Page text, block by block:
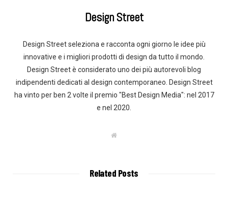
Design Street
Design Street seleziona e racconta ogni giorno le idee più
innovative e i migliori prodotti di design da tutto il mondo.
Design Street è considerato uno dei più autorevoli blog
indipendenti dedicati al design contemporaneo. Design Street
ha vinto per ben 2 volte il premio "Best Design Media": nel 2017
e nel 2020.
W
Related Posts